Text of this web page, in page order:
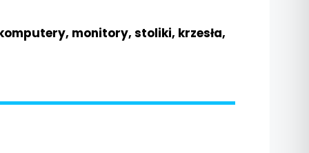
monitory, stoliki, krzesła,